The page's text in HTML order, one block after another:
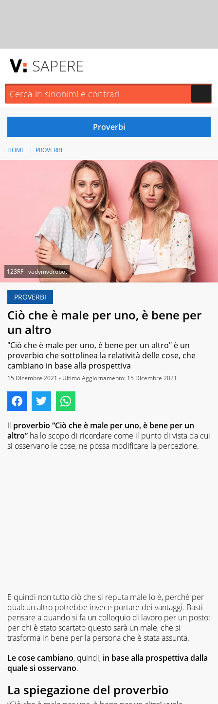
SAPERE
HOME PROVERBI
123RF - vadymvdrobot
PROVERBI
Ciò che è male per uno, è bene per
un altro
"Ciò che è male per uno, è bene per un altro" è un
proverbio che sottolinea la relatività delle cose, che
cambiano in base alla prospettiva
15 Dicembre 2021 - Ultimo Aggiornamento: 15 Dicembre 2021
Il proverbio “Ciò che è male per uno, è bene per un
altro” ha lo scopo di ricordare come il punto di vista da cui
si osservano le cose, ne possa modificare la percezione.
E quindi non tutto ciò che si reputa male lo è, perché per
qualcun altro potrebbe invece portare dei vantaggi. Basti
pensare a quando si fa un colloquio di lavoro per un posto:
per chi è stato scartato questo sarà un male, che si
trasforma in bene per la persona che è stata assunta.
Le cose cambiano, quindi, in base alla prospettiva dalla
quale si osservano.
La spiegazione del proverbio